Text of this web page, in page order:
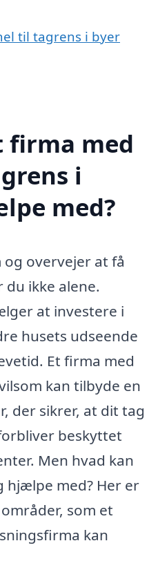
til tagrens i byer
firma med
i
med?
og overvejer at få
ikke alene.
at investere i
husets udseende
Et firma med
kan tilbyde en
der sikrer, at dit tag
beskyttet
Men hvad kan
hjælpe med? Her er
som et
kan